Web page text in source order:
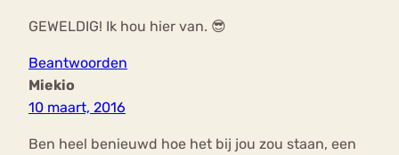
GEWELDIG! Ik hou hier van. 😎
Beantwoorden
Miekio
10 maart, 2016
Ben heel benieuwd hoe het bij jou zou staan, een